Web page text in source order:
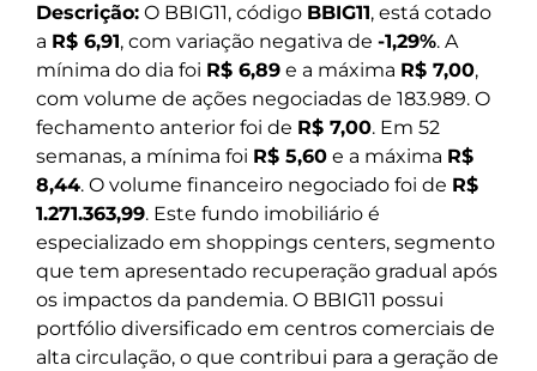
Descrição: O BBIG11, código BBIG11, está cotado
a R$ 6,91, com variação negativa de -1,29%. A
mínima do dia foi R$ 6,89 e a máxima R$ 7,00,
com volume de ações negociadas de 183.989. O
fechamento anterior foi de R$ 7,00. Em 52
semanas, a mínima foi R$ 5,60 e a máxima R$
8,44. O volume financeiro negociado foi de R$
1.271.363,99. Este fundo imobiliário é
especializado em shoppings centers, segmento
que tem apresentado recuperação gradual após
os impactos da pandemia. O BBIG11 possui
portfólio diversificado em centros comerciais de
alta circulação, o que contribui para a geração de